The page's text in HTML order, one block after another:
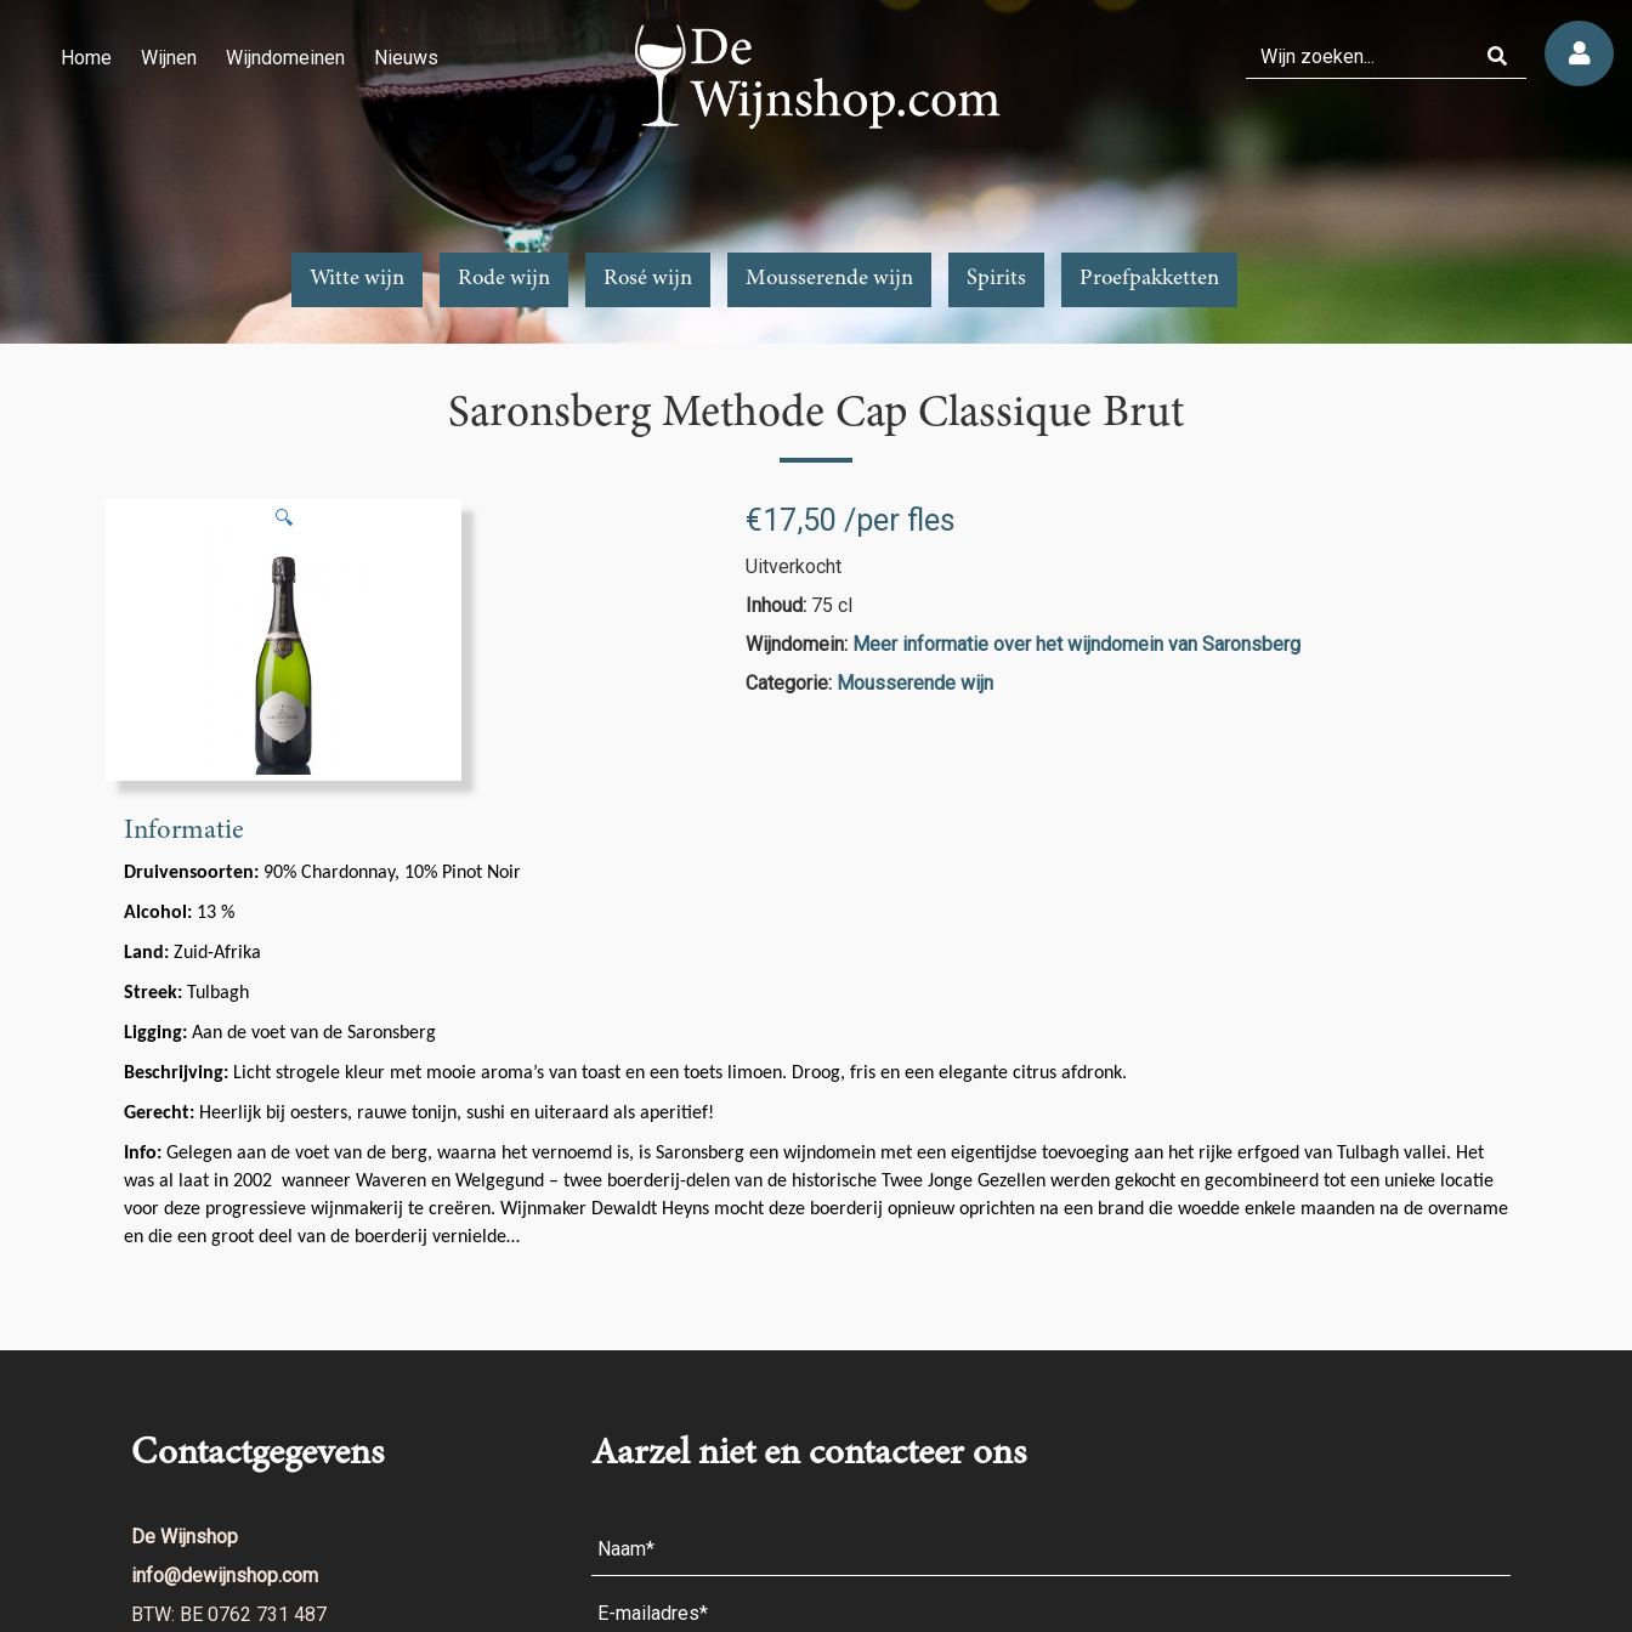
Home Wijnen Wijndomeinen Nieuws
Witte wijn Rode wijn Rosé wijn Mousserende wijn Spirits Proefpakketten
Saronsberg Methode Cap Classique Brut
🔍 €17,50 /per fles
Uitverkocht
Inhoud: 75 cl
Wijndomein: Meer informatie over het wijndomein van Saronsberg
Categorie: Mousserende wijn
Informatie
Druivensoorten: 90% Chardonnay, 10% Pinot Noir
Alcohol: 13 %
Land: Zuid-Afrika
Streek: Tulbagh
Ligging: Aan de voet van de Saronsberg
Beschrijving: Licht strogele kleur met mooie aroma’s van toast en een toets limoen. Droog, fris en een elegante citrus afdronk.
Gerecht: Heerlijk bij oesters, rauwe tonijn, sushi en uiteraard als aperitief!
Info: Gelegen aan de voet van de berg, waarna het vernoemd is, is Saronsberg een wijndomein met een eigentijdse toevoeging aan het rijke erfgoed van Tulbagh vallei. Het
was al laat in 2002 wanneer Waveren en Welgegund – twee boerderij-delen van de historische Twee Jonge Gezellen werden gekocht en gecombineerd tot een unieke locatie
voor deze progressieve wijnmakerij te creëren. Wijnmaker Dewaldt Heyns mocht deze boerderij opnieuw oprichten na een brand die woedde enkele maanden na de overname
en die een groot deel van de boerderij vernielde…
Contactgegevens
De Wijnshop
info@dewijnshop.com
BTW: BE 0762 731 487
Aarzel niet en contacteer ons